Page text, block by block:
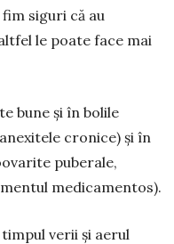
fim siguri că au
le poate face mai
bune și în bolile
cronice) și în
puberale,
medicamentos).
verii și aerul